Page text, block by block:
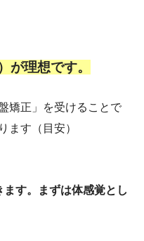
が理想です。
矯正」を受けることで
ます（目安）
す。まずは体感覚とし